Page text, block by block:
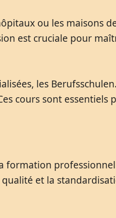
ou les maisons
est cruciale pour
les
cours sont
et la